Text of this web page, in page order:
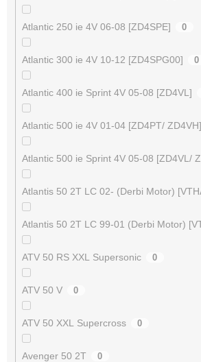
Atlantic 250 ie 4V 06-08 [ZD4SPE] 0
Atlantic 300 ie 4V 10-12 [ZD4SPG00] 0
Atlantic 400 ie Sprint 4V 05-08 [ZD4VL]
Atlantic 500 ie 4V 01-04 [ZD4PT/ ZD4VH]
Atlantic 500 ie Sprint 4V 05-08 [ZD4VL/
Atlantis 50 2T LC 02- (Derbi Motor)
Atlantis 50 2T LC 99-01 (Derbi Motor)
ATV 50 RS XXL Supersonic 0
ATV 50 V 0
ATV 50 XXL Supercross 0
Avenger 50 2T 0